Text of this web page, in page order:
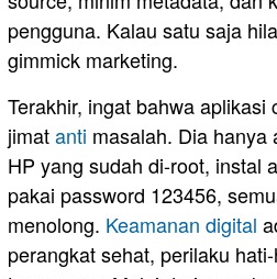
pengguna. Kalau satu saja
gimmick marketing.
Terakhir, ingat bahwa aplikasi
jimatanti masalah. Dia hanya
HP yang sudah di-root, instal
pakai password 123456,
menolong. Keamanan digital
perangkat sehat, perilaku